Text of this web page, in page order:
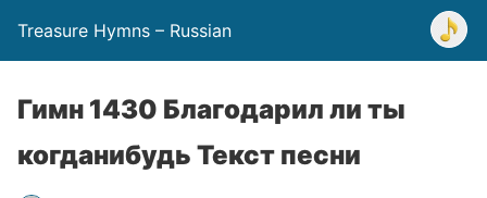
Treasure Hymns – Russian
Гимн 1430 Благодарил ли ты
когданибудь Текст песни